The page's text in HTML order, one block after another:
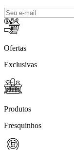
Ofertas
Exclusivas
Produtos
Fresquinhos